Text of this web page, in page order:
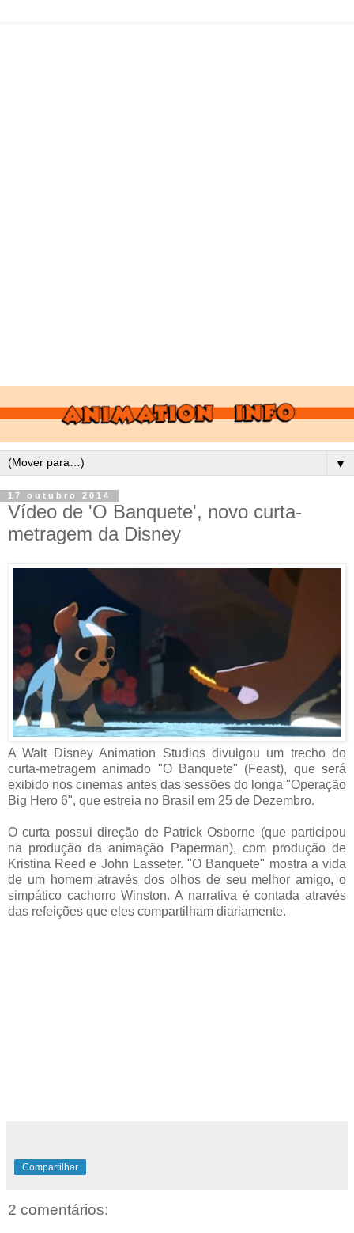
▼
17 outubro 2014
Vídeo de 'O Banquete', novo curta-
metragem da Disney
A Walt Disney Animation Studios divulgou um trecho do
curta-metragem animado "O Banquete" (Feast), que será
exibido nos cinemas antes das sessões do longa "Operação
Big Hero 6", que estreia no Brasil em 25 de Dezembro.
O curta possui direção de Patrick Osborne (que participou
na produção da animação Paperman), com produção de
Kristina Reed e John Lasseter. "O Banquete" mostra a vida
de um homem através dos olhos de seu melhor amigo, o
simpático cachorro Winston. A narrativa é contada através
das refeições que eles compartilham diariamente.
Compartilhar
2 comentários: